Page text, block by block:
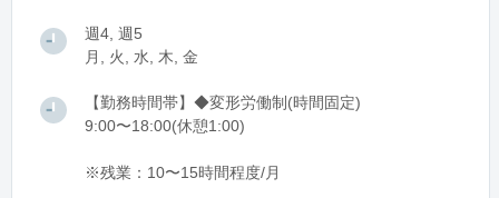
週4, 週5
月, 火, 水, 木, 金
【勤務時間帯】◆変形労働制(時間固定)
9:00〜18:00(休憩1:00)
※残業：10〜15時間程度/月